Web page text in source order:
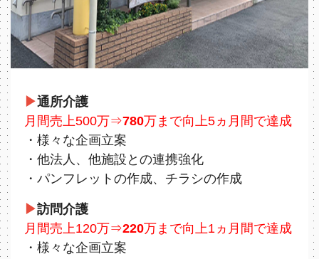
▶通所介護
⽉間売上500万⇒780万まで向上5ヵ⽉間で達成
・様々な企画立案
・他法人、他施設との連携強化
・パンフレットの作成、チラシの作成
▶訪問介護
⽉間売上120万⇒220万まで向上1ヵ⽉間で達成
・様々な企画立案